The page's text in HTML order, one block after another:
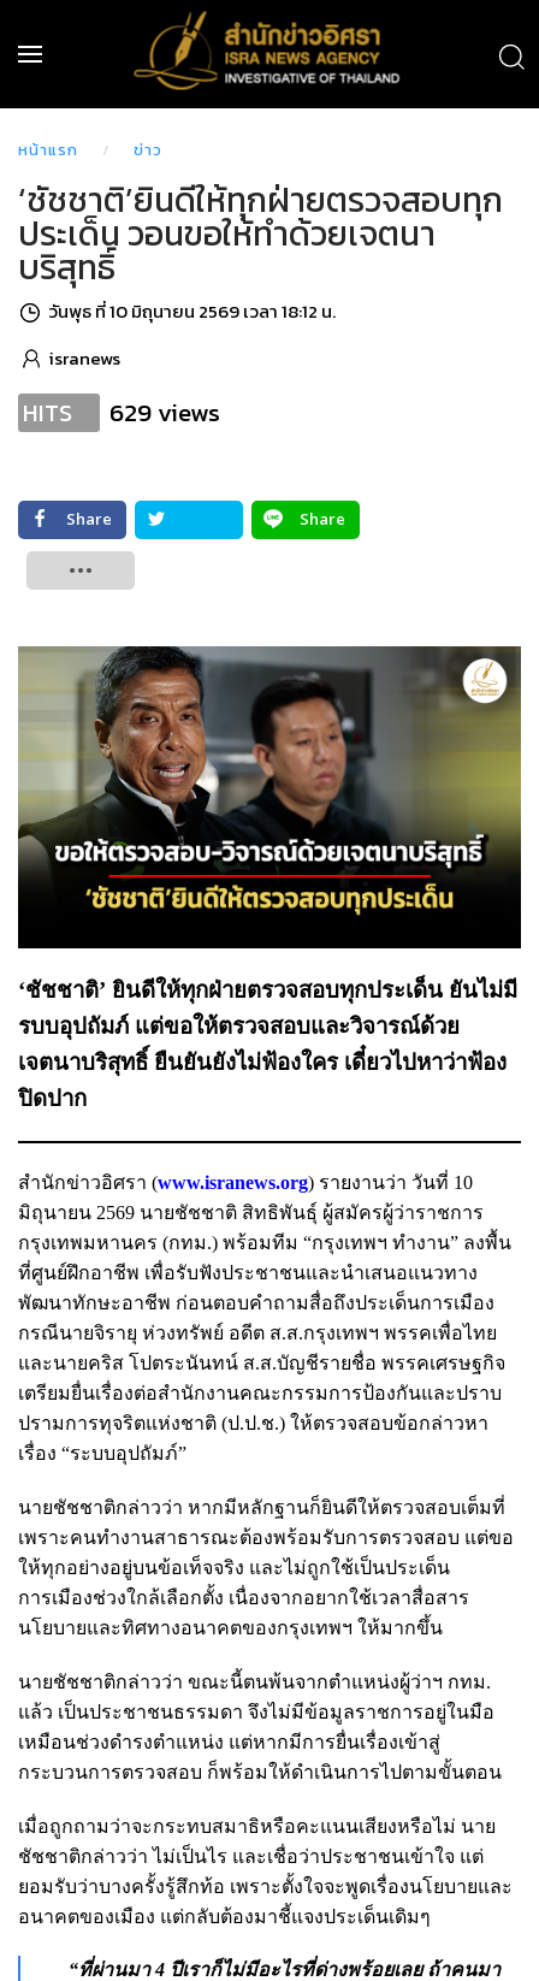
หน้าแรก ข่าว
‘ชัชชาติ’ยินดีให้ทุกฝ่ายตรวจสอบทุก
ประเด็น วอนขอให้ทำด้วยเจตนา
บริสุทธิ์
วันพุธ ที่ 10 มิถุนายน 2569 เวลา 18:12 น.
isranews
HITS 629 views
Share
Share
‘ชัชชาติ’ ยินดีให้ทุกฝ่ายตรวจสอบทุกประเด็น ยันไม่มี
รบบอุปถัมภ์ แต่ขอให้ตรวจสอบและวิจารณ์ด้วย
เจตนาบริสุทธิ์ ยืนยันยังไม่ฟ้องใคร เดี๋ยวไปหาว่าฟ้อง
ปิดปาก
สำนักข่าวอิศรา (www.isranews.org) รายงานว่า วันที่ 10
มิถุนายน 2569 นายชัชชาติ สิทธิพันธุ์ ผู้สมัครผู้ว่าราชการ
กรุงเทพมหานคร (กทม.) พร้อมทีม “กรุงเทพฯ ทำงาน” ลงพื้น
ที่ศูนย์ฝึกอาชีพ เพื่อรับฟังประชาชนและนำเสนอแนวทาง
พัฒนาทักษะอาชีพ ก่อนตอบคำถามสื่อถึงประเด็นการเมือง
กรณีนายจิรายุ ห่วงทรัพย์ อดีต ส.ส.กรุงเทพฯ พรรคเพื่อไทย
และนายคริส โปตระนันทน์ ส.ส.บัญชีรายชื่อ พรรคเศรษฐกิจ
เตรียมยื่นเรื่องต่อสำนักงานคณะกรรมการป้องกันและปราบ
ปรามการทุจริตแห่งชาติ (ป.ป.ช.) ให้ตรวจสอบข้อกล่าวหา
เรื่อง “ระบบอุปถัมภ์”
นายชัชชาติกล่าวว่า หากมีหลักฐานก็ยินดีให้ตรวจสอบเต็มที่
เพราะคนทำงานสาธารณะต้องพร้อมรับการตรวจสอบ แต่ขอ
ให้ทุกอย่างอยู่บนข้อเท็จจริง และไม่ถูกใช้เป็นประเด็น
การเมืองช่วงใกล้เลือกตั้ง เนื่องจากอยากใช้เวลาสื่อสาร
นโยบายและทิศทางอนาคตของกรุงเทพฯ ให้มากขึ้น
นายชัชชาติกล่าวว่า ขณะนี้ตนพ้นจากตำแหน่งผู้ว่าฯ กทม.
แล้ว เป็นประชาชนธรรมดา จึงไม่มีข้อมูลราชการอยู่ในมือ
เหมือนช่วงดำรงตำแหน่ง แต่หากมีการยื่นเรื่องเข้าสู่
กระบวนการตรวจสอบ ก็พร้อมให้ดำเนินการไปตามขั้นตอน
เมื่อถูกถามว่าจะกระทบสมาธิหรือคะแนนเสียงหรือไม่ นาย
ชัชชาติกล่าวว่า ไม่เป็นไร และเชื่อว่าประชาชนเข้าใจ แต่
ยอมรับว่าบางครั้งรู้สึกท้อ เพราะตั้งใจจะพูดเรื่องนโยบายและ
อนาคตของเมือง แต่กลับต้องมาชี้แจงประเด็นเดิมๆ
“ที่ผ่านมา 4 ปีเราก็ไม่มีอะไรที่ด่างพร้อยเลย ถ้าคนมา